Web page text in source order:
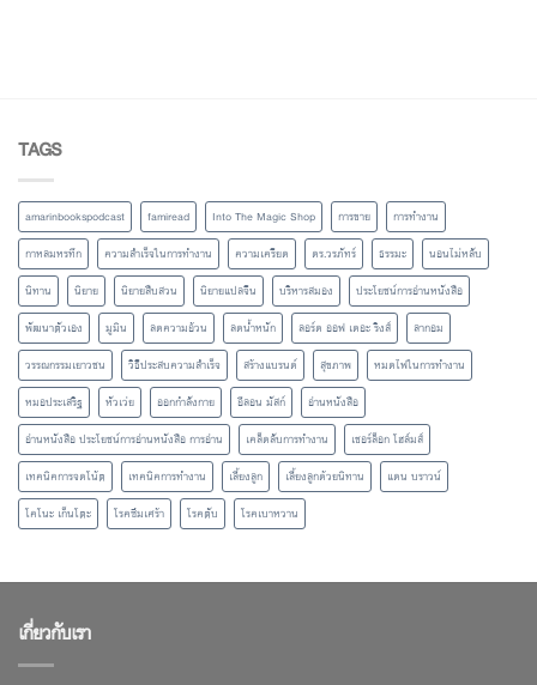
TAGS
amarinbookspodcast famiread Into The Magic Shop การขาย
การทำงาน
กาหลมหรทึก
ความสำเร็จในการทำงาน ความเครียด ดร.วรภัทร์ ธรรมะ
นอนไม่หลับ
นิทาน
นิยาย นิยายสืบสวน นิยายแปลจีน บริหารสมอง
ประโยชน์การอ่านหนังสือ
พัฒนาตัวเอง
มูมิน ลดความอ้วน ลดน้ำหนัก ลอร์ด ออฟ เดอะ ริงส์
ลากอม
วรรณกรรมเยาวชน
วิธีประสบความสำเร็จ สร้างแบรนด์ สุขภาพ
หมดไฟในการทำงาน
หมอประเสริฐ
หัวเว่ย ออกกำลังกาย อีลอน มัสก์
อ่านหนังสือ
อ่านหนังสือ ประโยชน์การอ่านหนังสือ การอ่าน
เคล็ดลับการทำงาน
เชอร์ล็อก โฮล์มส์
เทคนิคการจดโน้ต
เทคนิคการทำงาน เลี้ยงลูก เลี้ยงลูกด้วยนิทาน
แดน บราวน์
โคโนะ เก็นโตะ
โรคซึมเศร้า โรคตับ โรคเบาหวาน
เกี่ยวกับเรา